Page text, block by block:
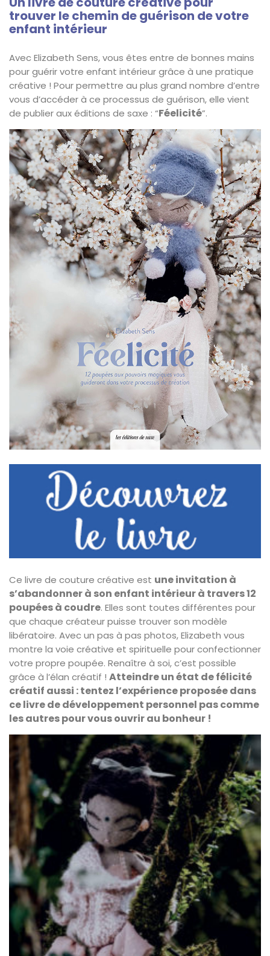
trouver le chemin de guérison de votre
enfant intérieur
Avec Elizabeth Sens, vous êtes entre de bonnes mains
pour guérir votre enfant intérieur grâce à une pratique
créative ! Pour permettre au plus grand nombre d’entre
vous d’accéder à ce processus de guérison, elle vient
de publier aux éditions de saxe : “Féelicité”.
Ce livre de couture créative est une invitation à
s’abandonner à son enfant intérieur à travers 12
poupées à coudre. Elles sont toutes différentes pour
que chaque créateur puisse trouver son modèle
libératoire. Avec un pas à pas photos, Elizabeth vous
montre la voie créative et spirituelle pour confectionner
votre propre poupée. Renaître à soi, c’est possible
grâce à l’élan créatif ! Atteindre un état de félicité
créatif aussi : tentez l’expérience proposée dans
ce livre de développement personnel pas comme
les autres pour vous ouvrir au bonheur !